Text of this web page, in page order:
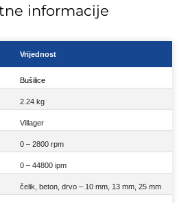
informacije
Vrijednost
Bušilice
2.24 kg
Villager
0 – 2800 rpm
0 – 44800 ipm
čelik, beton, drvo – 10 mm, 13 mm, 25 mm